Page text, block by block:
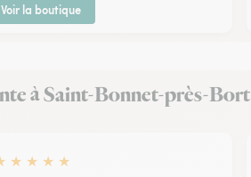
Voir la boutique
à Saint-Bonnet-près-Bort
★ ★ ★ ★